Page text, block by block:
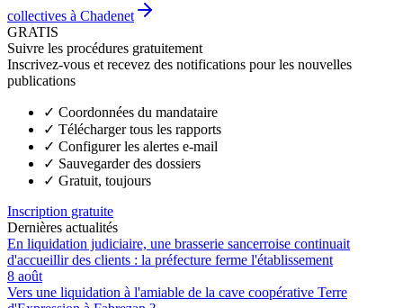
collectives à Chadenet
GRATIS
Suivre les procédures gratuitement
Inscrivez-vous et recevez des notifications pour les nouvelles
publications
✓ Coordonnées du mandataire
✓ Télécharger tous les rapports
✓ Configurer les alertes e-mail
✓ Sauvegarder des dossiers
✓ Gratuit, toujours
Inscription gratuite
Dernières actualités
En liquidation judiciaire, une brasserie sancerroise continuait
d'accueillir des clients : la préfecture ferme l'établissement
8 août
Vers une liquidation à l'amiable de la cave coopérative Terre